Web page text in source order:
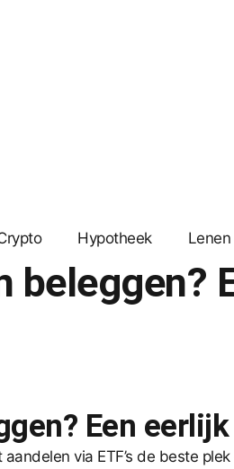
Hypotheek Lenen
beleggen?
Een
via ETF’s de beste